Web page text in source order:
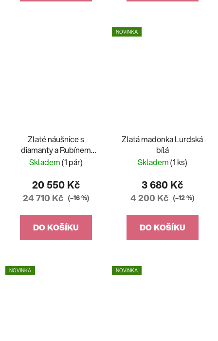
Zlaté náušnice s
diamanty a Rubínem
rosegold
Skladem(1 pár)
20 550 Kč
24 710 Kč (–16 %)
DO KOŠÍKU
NOVINKA
Zlatá madonka Lurdská
bílá
Skladem(1 ks)
3 680 Kč
4 200 Kč (–12 %)
DO KOŠÍKU
NOVINKA NOVINKA